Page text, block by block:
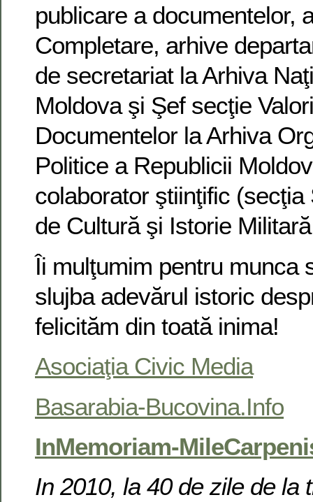
publicare a documentelor,
Completare, arhive
de secretariat la Arhiva
Moldova şi Şef secţie
Documentelor la Arhiva
Politice a Republicii
colaborator ştiinţific (secţia
de Cultură şi Istorie
Îi mulţumim pentru munca
slujba adevărul istoric
felicităm din toată inima!
Asociaţia Civic Media
Basarabia-Bucovina.Info
InMemoriam-
In 2010, la 40 de zile de la